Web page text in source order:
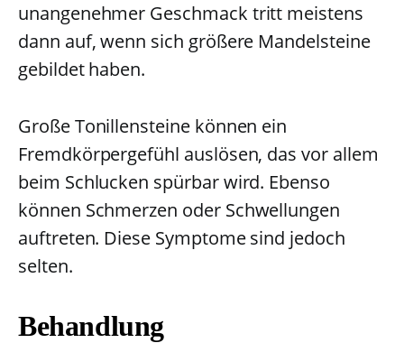
unangenehmer Geschmack tritt meistens
dann auf, wenn sich größere Mandelsteine
gebildet haben.
Große Tonillensteine können ein
Fremdkörpergefühl auslösen, das vor allem
beim Schlucken spürbar wird. Ebenso
können Schmerzen oder Schwellungen
auftreten. Diese Symptome sind jedoch
selten.
Behandlung